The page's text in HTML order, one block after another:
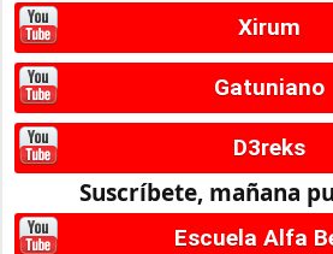
Xirum
Gatuniano
D3reks
Suscríbete, mañana
Escuela Alfa